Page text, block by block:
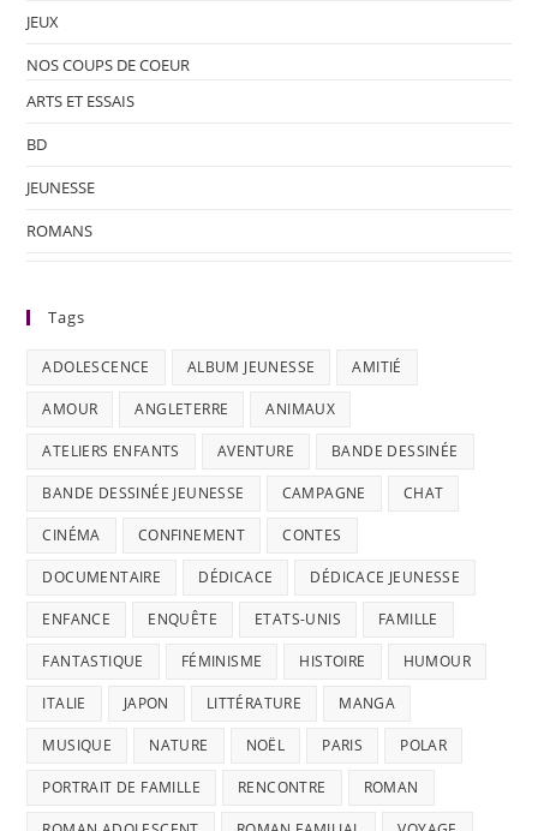
JEUX
NOS COUPS DE COEUR
ARTS ET ESSAIS
BD
JEUNESSE
ROMANS
Tags
ADOLESCENCE ALBUM JEUNESSE AMITIÉ
AMOUR ANGLETERRE ANIMAUX
ATELIERS ENFANTS AVENTURE BANDE DESSINÉE
BANDE DESSINÉE JEUNESSE CAMPAGNE CHAT
CINÉMA CONFINEMENT CONTES
DOCUMENTAIRE DÉDICACE DÉDICACE JEUNESSE
ENFANCE ENQUÊTE ETATS-UNIS FAMILLE
FANTASTIQUE FÉMINISME HISTOIRE HUMOUR
ITALIE JAPON LITTÉRATURE MANGA
MUSIQUE NATURE NOËL PARIS POLAR
PORTRAIT DE FAMILLE RENCONTRE ROMAN